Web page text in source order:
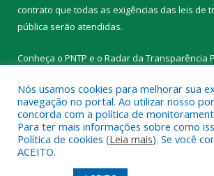
contrato que todas as exigências das leis de
pública serão atendidas.
Conheça o PNTP e o Radar da Transparência
Todos os direitos reservados a Prefeitura
Progresso.
Nós usamos cookies para melhorar sua
navegação no portal. Ao utilizar nosso
concorda com a política de
Para ter mais informações sobre como
Política de cookies (Leia mais). Se você
ACEITO.